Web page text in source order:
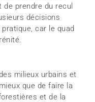
prendre du recul
décisions
car le quad
milieux urbains et
que de faire la
et de la